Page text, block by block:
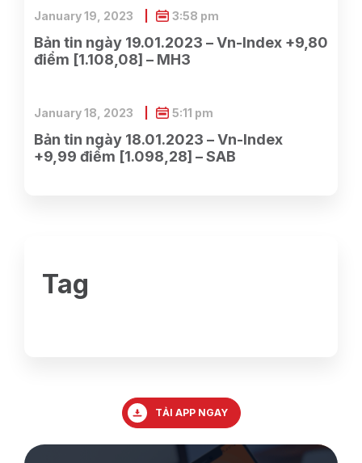
Bản tin ngày 19.01.2023 – Vn-Index +9,80
điểm [1.108,08] – MH3
January 19, 2023 3:58 pm
Bản tin ngày 18.01.2023 – Vn-Index
+9,99 điểm [1.098,28] – SAB
January 18, 2023 5:11 pm
Tag
TẢI APP NGAY